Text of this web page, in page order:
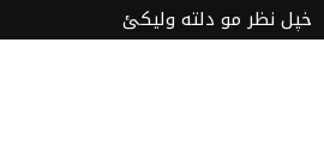
خپل نظر مو دلته ولیکئ